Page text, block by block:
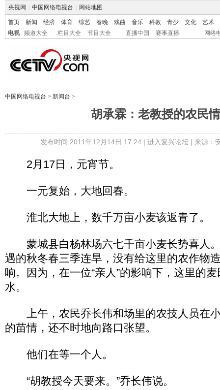
央视网 中国网络电视台 网站地图
首页 新闻 经济 体育 综艺 春晚 戏曲 音乐 科教 青少 文化
艺术
电视
频道大全 栏目大全 节目大全 直播中国 赛事直播 网络
中国网络电视台 > 新闻台 >
胡承霖：老教授的农民
发布时间:2011年12月14日 17:24 | 进入复兴论坛| 来源：
2月17日，元宵节。
一元复始，大地回春。
淮北大地上，数千万亩小麦该返青了。
蒙城县白杨林场六七千亩小麦长势喜人
遇的秋冬春三季连旱，没有给这里的农作物
响。因为，在一位“亲人”的影响下，这里的
水。
上午，农民乔长伟和场里的农技人员在
的苗情，还不时地向路口张望。
他们在等一个人。
“胡教授今天要来。”乔长伟说。